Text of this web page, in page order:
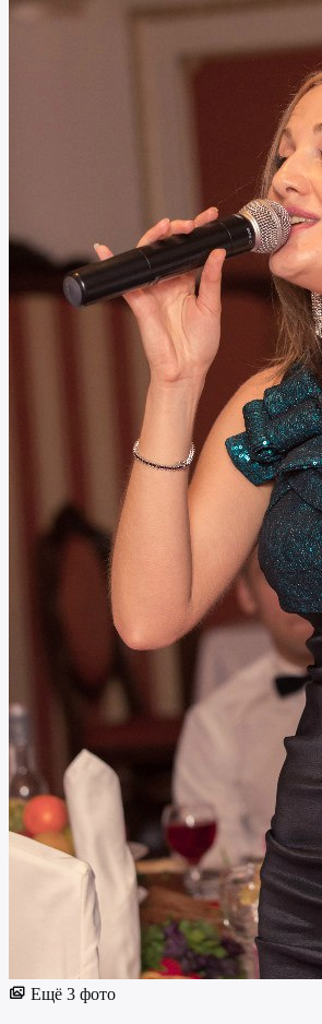
Ещё 3 фото